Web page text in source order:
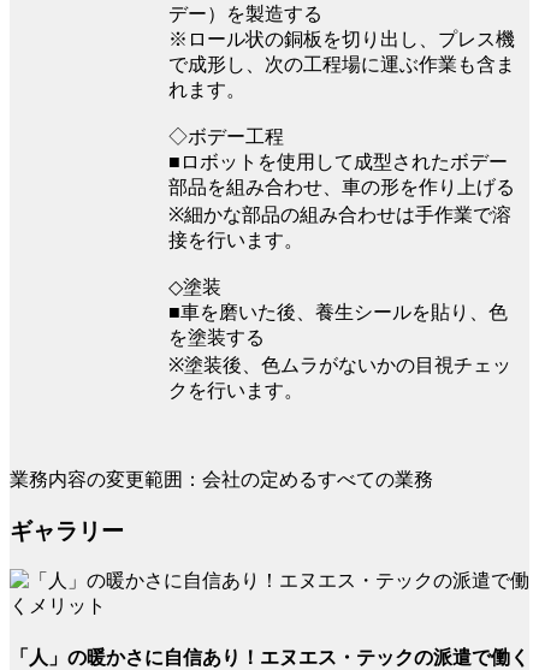
デー）を製造する
※ロール状の銅板を切り出し、プレス機
で成形し、次の工程場に運ぶ作業も含ま
れます。
◇ボデー工程
■ロボットを使用して成型されたボデー
部品を組み合わせ、車の形を作り上げる
※細かな部品の組み合わせは手作業で溶
接を行います。
◇塗装
■車を磨いた後、養生シールを貼り、色
を塗装する
※塗装後、色ムラがないかの目視チェッ
クを行います。
業務内容の変更範囲：会社の定めるすべての業務
ギャラリー
「人」の暖かさに自信あり！エヌエス・テックの派遣で働く